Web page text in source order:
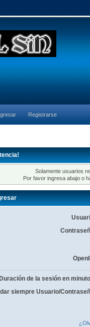
Registrarse
Solamente usuarios
Por favor ingresa abajo o
de la sesión en
siempre Usuario/